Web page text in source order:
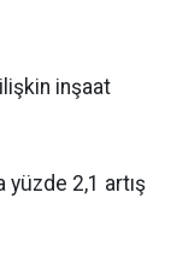
inşaat
yüzde 2,1 artış